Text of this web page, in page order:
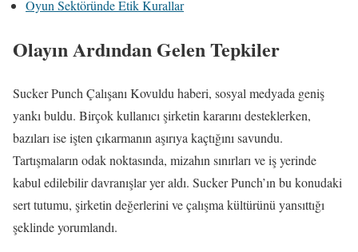
Oyun Sektöründe Etik Kurallar
Olayın Ardından Gelen Tepkiler
Sucker Punch Çalışanı Kovuldu haberi, sosyal medyada geniş
yankı buldu. Birçok kullanıcı şirketin kararını desteklerken,
bazıları ise işten çıkarmanın aşırıya kaçtığını savundu.
Tartışmaların odak noktasında, mizahın sınırları ve iş yerinde
kabul edilebilir davranışlar yer aldı. Sucker Punch’ın bu konudaki
sert tutumu, şirketin değerlerini ve çalışma kültürünü yansıttığı
şeklinde yorumlandı.